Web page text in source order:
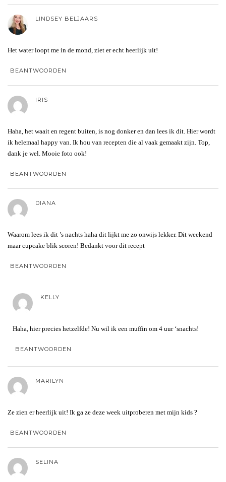
LINDSEY BELJAARS
Het water loopt me in de mond, ziet er echt heerlijk uit!
BEANTWOORDEN
IRIS
Haha, het waait en regent buiten, is nog donker en dan lees ik dit. Hier wordt
ik helemaal happy van. Ik hou van recepten die al vaak gemaakt zijn. Top,
dank je wel. Mooie foto ook!
BEANTWOORDEN
DIANA
Waarom lees ik dit ’s nachts haha dit lijkt me zo onwijs lekker. Dit weekend
maar cupcake blik scoren! Bedankt voor dit recept
BEANTWOORDEN
KELLY
Haha, hier precies hetzelfde! Nu wil ik een muffin om 4 uur ‘snachts!
BEANTWOORDEN
MARILYN
Ze zien er heerlijk uit! Ik ga ze deze week uitproberen met mijn kids ?
BEANTWOORDEN
SELINA